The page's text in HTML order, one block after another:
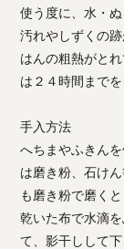
使う度に、水・
汚れやしずくの
はんの粗熱がと
は２４時間まで
手入方法
へちまやふきん
は磨き粉、石け
も磨き粉で磨く
乾いた布で水滴
て、影干しして下